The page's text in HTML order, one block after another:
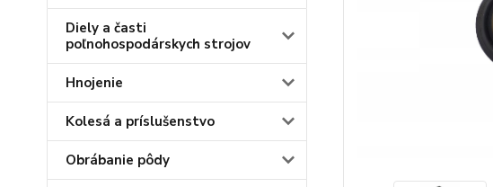
Diely a časti
poľnohospodárskych strojov
Hnojenie
Kolesá a príslušenstvo
Obrábanie pôdy